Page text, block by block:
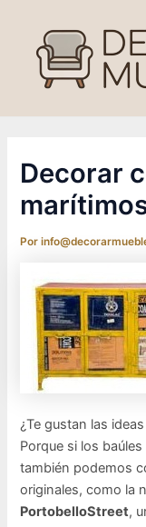
contenido
Decorar
Por
¿Te gustan las
Porque si los
también podemos
originales, como la
PortobelloStreet,